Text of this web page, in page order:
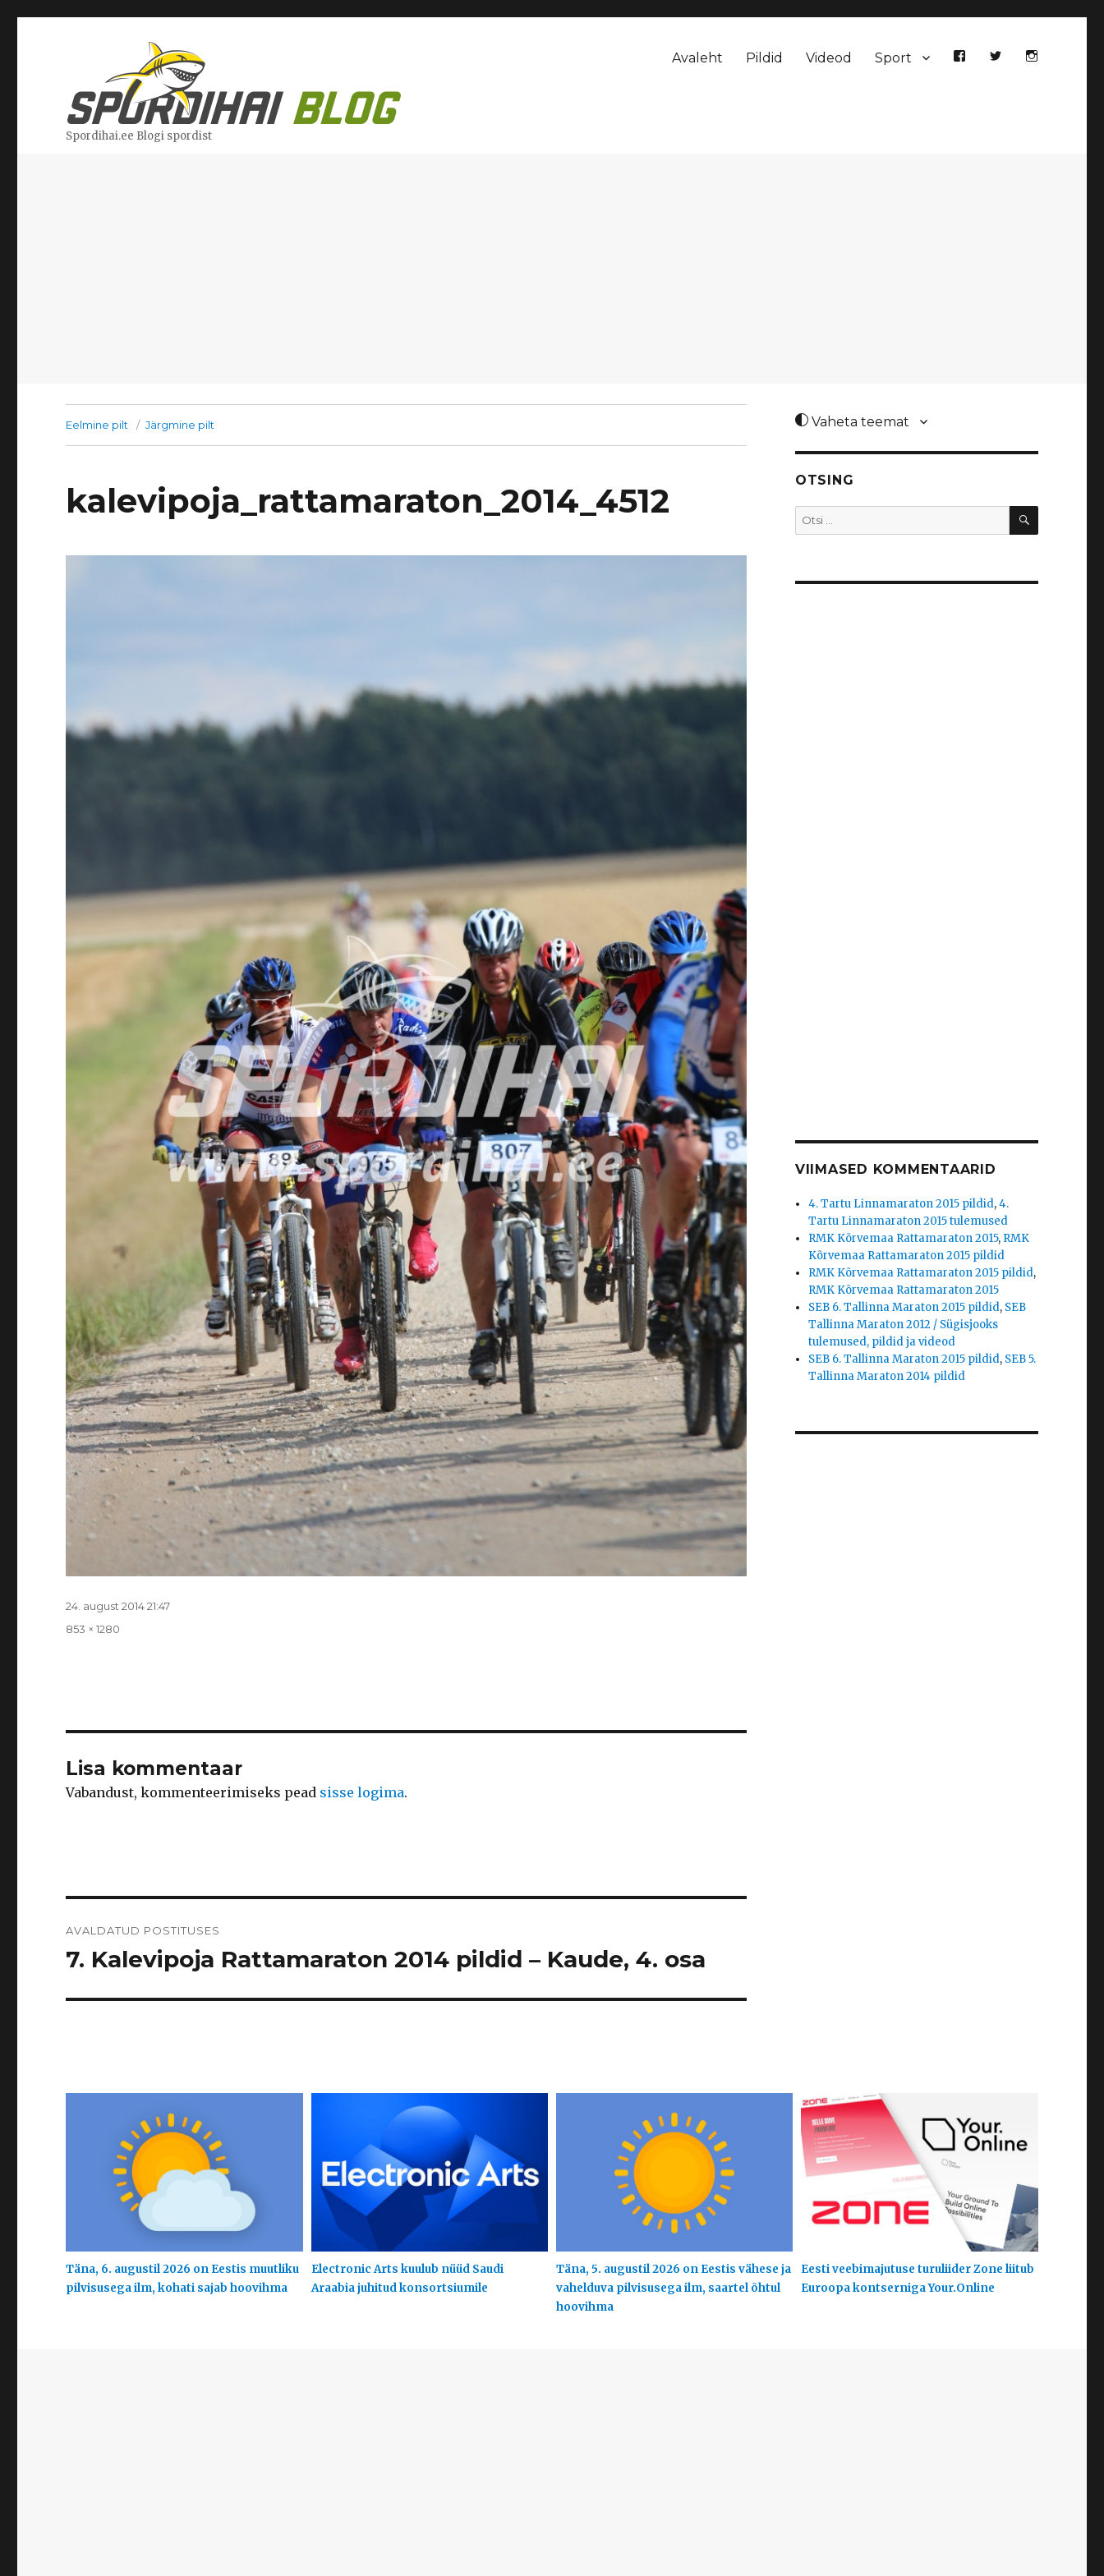
Spordihai.ee Blogi spordist
Avaleht Pildid Videod Sport
Eelmine pilt Järgmine pilt
kalevipoja_rattamaraton_2014_4512
Postitatud
24. august 2014 21:47
Täissuurus
853 × 1280
Lisa kommentaar
Vabandust, kommenteerimiseks pead sisse logima.
AVALDATUD POSTITUSES
7. Kalevipoja Rattamaraton 2014 pildid – Kaude, 4. osa
Vaheta teemat
OTSING
Otsi: OTSI
VIIMASED KOMMENTAARID
4. Tartu Linnamaraton 2015 pildid,4.
Tartu Linnamaraton 2015 tulemused
RMK Kõrvemaa Rattamaraton 2015, RMK
Kõrvemaa Rattamaraton 2015 pildid
RMK Kõrvemaa Rattamaraton 2015 pildid,
RMK Kõrvemaa Rattamaraton 2015
SEB 6. Tallinna Maraton 2015 pildid, SEB
Tallinna Maraton 2012 / Sügisjooks
tulemused, pildid ja videod
SEB 6. Tallinna Maraton 2015 pildid, SEB 5.
Tallinna Maraton 2014 pildid
Täna, 6. augustil 2026 on Eestis muutliku
pilvisusega ilm, kohati sajab hoovihma
Electronic Arts kuulub nüüd Saudi
Araabia juhitud konsortsiumile
Täna, 5. augustil 2026 on Eestis vähese ja
vahelduva pilvisusega ilm, saartel õhtul
hoovihma
Eesti veebimajutuse turuliider Zone liitub
Euroopa kontserniga Your.Online